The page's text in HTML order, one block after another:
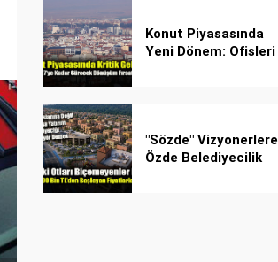
Konut Piyasasında
Yeni Dönem: Ofisleri
"Sözde" Vizyonerlere
Özde Belediyecilik